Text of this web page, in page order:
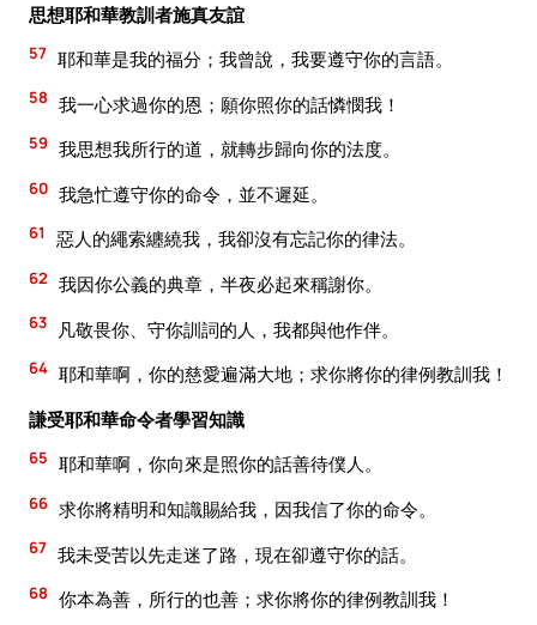
思想耶和華教訓者施真友誼
57 耶和華是我的福分；我曾說，我要遵守你的言語。
58 我一心求過你的恩；願你照你的話憐憫我！
59 我思想我所行的道，就轉步歸向你的法度。
60 我急忙遵守你的命令，並不遲延。
61 惡人的繩索纏繞我，我卻沒有忘記你的律法。
62 我因你公義的典章，半夜必起來稱謝你。
63 凡敬畏你、守你訓詞的人，我都與他作伴。
64 耶和華啊，你的慈愛遍滿大地；求你將你的律例教訓我！
謙受耶和華命令者學習知識
65 耶和華啊，你向來是照你的話善待僕人。
66 求你將精明和知識賜給我，因我信了你的命令。
67 我未受苦以先走迷了路，現在卻遵守你的話。
68 你本為善，所行的也善；求你將你的律例教訓我！